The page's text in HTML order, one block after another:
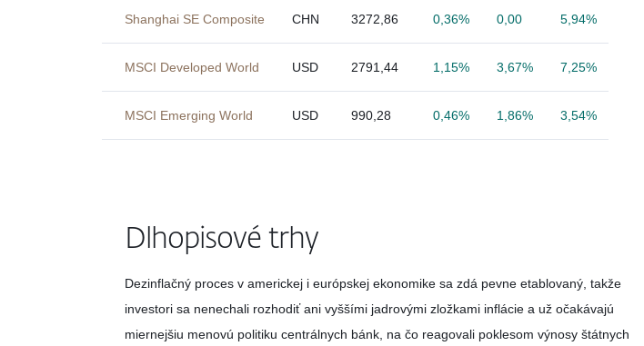
Shanghai SE Composite CHN 3272,86 0,36% 0,00 5,94%
MSCI Developed World USD 2791,44 1,15% 3,67% 7,25%
MSCI Emerging World USD 990,28 0,46% 1,86% 3,54%
Dlhopisové trhy
Dezinflačný proces v americkej i európskej ekonomike sa zdá pevne etablovaný, takže
investori sa nenechali rozhodiť ani vyššími jadrovými zložkami inflácie a už očakávajú
miernejšiu menovú politiku centrálnych bánk, na čo reagovali poklesom výnosy štátnych